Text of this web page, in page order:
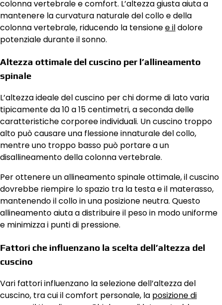
colonna vertebrale e comfort. L’altezza giusta aiuta a
mantenere la curvatura naturale del collo e della
colonna vertebrale, riducendo la tensionee ildolore
potenziale durante il sonno.
Altezza ottimale del cuscino per l’allineamento
spinale
L’altezza ideale del cuscino per chi dorme di lato varia
tipicamente da 10 a 15 centimetri, a seconda delle
caratteristiche corporee individuali. Un cuscino troppo
alto può causare una flessione innaturale del collo,
mentre uno troppo basso può portare a un
disallineamento della colonna vertebrale.
Per ottenere un allineamento spinale ottimale, il cuscino
dovrebbe riempire lo spazio tra la testa e il materasso,
mantenendo il collo in una posizione neutra. Questo
allineamento aiuta a distribuire il peso in modo uniforme
e minimizza i punti di pressione.
Fattori che influenzano la scelta dell’altezza del
cuscino
Vari fattori influenzano la selezione dell’altezza del
cuscino, tra cui il comfort personale, la posizione di